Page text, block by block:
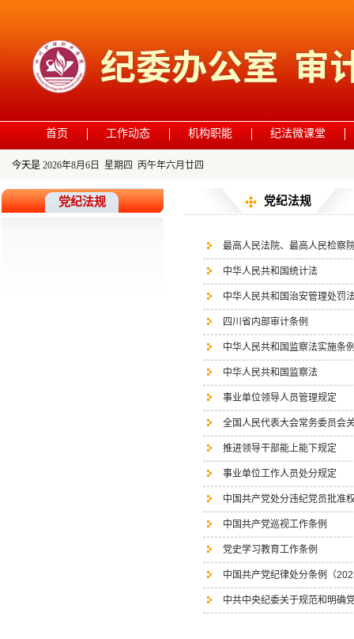
首页 工作动态 机构职能 纪法微课堂
今天是 2026年8月6日 星期四 丙午年六月廿四
党纪法规 党纪法规
最高人民法院、最高人民检察
中华人民共和国统计法
中华人民共和国治安管理处罚
四川省内部审计条例
中华人民共和国监察法实施条
中华人民共和国监察法
事业单位领导人员管理规定
全国人民代表大会常务委员会
推进领导干部能上能下规定
事业单位工作人员处分规定
中国共产党处分违纪党员批准
中国共产党巡视工作条例
党史学习教育工作条例
中国共产党纪律处分条例（
中共中央纪委关于规范和明确